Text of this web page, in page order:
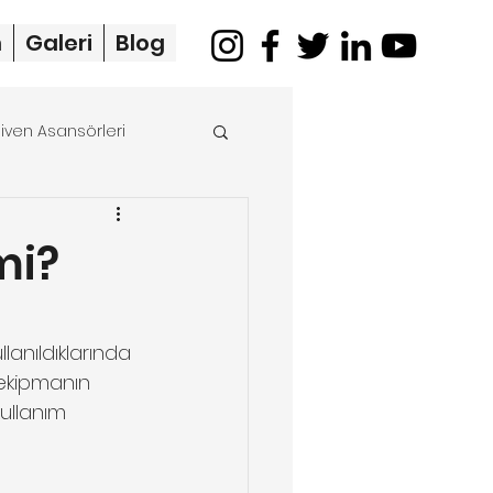
Galeri Blog
Asansörleri
asansörü